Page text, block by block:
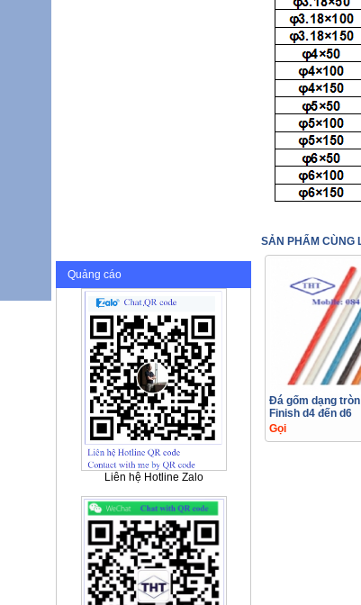
Quảng cáo
Liên hệ Hotline Zalo
SẢN PHẨM CÙNG
Đá gốm dạng
Finish d4 đến d6
Gọi